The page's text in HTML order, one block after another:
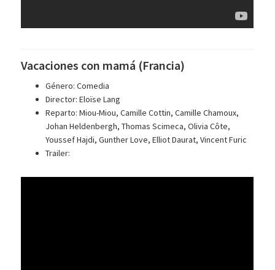
Vacaciones con mamá (Francia)
Género: Comedia
Director: Eloïse Lang
Reparto: Miou-Miou, Camille Cottin, Camille Chamoux,
Johan Heldenbergh, Thomas Scimeca, Olivia Côte,
Youssef Hajdi, Gunther Love, Elliot Daurat, Vincent Furic
Trailer: